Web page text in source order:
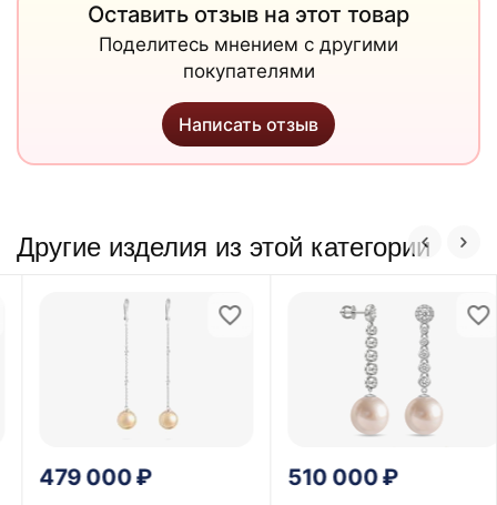
Оставить отзыв на этот товар
Поделитесь мнением с другими
покупателями
Написать отзыв
Другие изделия из этой категории
479 000₽ 510 000₽